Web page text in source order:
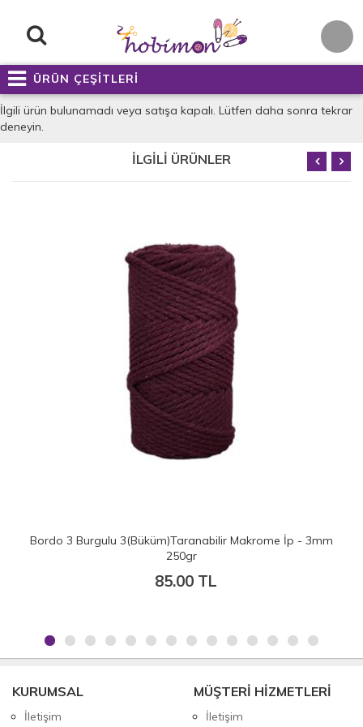
ÜRÜN ÇEŞİTLERİ
İlgili ürün bulunamadı veya satışa kapalı. Lütfen daha sonra tekrar
deneyin.
İLGİLİ ÜRÜNLER
Bordo 3 Burgulu 3(Büküm)Taranabilir Makrome İp - 3mm
250gr
85.00 TL
KURUMSAL
İletişim
MÜŞTERİ HİZMETLERİ
İletişim